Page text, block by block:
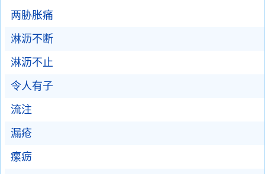
两胁胀痛
淋沥不断
淋沥不止
令人有子
流注
漏疮
瘰疬